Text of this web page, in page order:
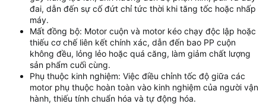
đai, dẫn đến sự cố đứt chỉ tức thời khi tăng tốc hoặc nhấp
máy.
Mất đồng bộ: Motor cuộn và motor kéo chạy độc lập hoặc
thiếu cơ chế liên kết chính xác, dẫn đến bao PP cuộn
không đều, lỏng lẻo hoặc quá căng, làm giảm chất lượng
sản phẩm cuối cùng.
Phụ thuộc kinh nghiệm: Việc điều chỉnh tốc độ giữa các
motor phụ thuộc hoàn toàn vào kinh nghiệm của người vận
hành, thiếu tính chuẩn hóa và tự động hóa.